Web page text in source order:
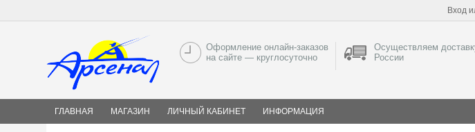
Вход
Оформление онлайн-заказов
на сайте — круглосуточно
Осуществляем
России
ГЛАВНАЯ МАГАЗИН ЛИЧНЫЙ КАБИНЕТ ИНФОРМАЦИЯ